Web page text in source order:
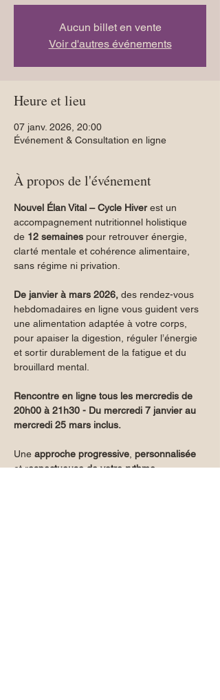
Aucun billet en vente
Voir d'autres événements
Heure et lieu
07 janv. 2026, 20:00
Événement & Consultation en ligne
À propos de l'événement
Nouvel Élan Vital – Cycle Hiver est un
accompagnement nutritionnel holistique
de 12 semaines pour retrouver énergie,
clarté mentale et cohérence alimentaire,
sans régime ni privation.
De janvier à mars 2026, des rendez-vous
hebdomadaires en ligne vous guident vers
une alimentation adaptée à votre corps,
pour apaiser la digestion, réguler l’énergie
et sortir durablement de la fatigue et du
brouillard mental.
Rencontre en ligne tous les mercredis de
20h00 à 21h30 - Du mercredi 7 janvier au
mercredi 25 mars inclus.
Une approche progressive personnalisée
et respectueuse de votre rythme.